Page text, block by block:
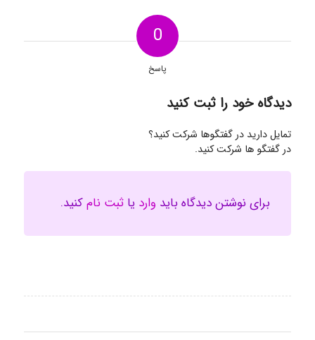
0
پاسخ
دیدگاه خود را ثبت کنید
تمایل دارید در گفتگوها شرکت کنید؟
در گفتگو ها شرکت کنید.
برای نوشتن دیدگاه باید وارد یا ثبت نامکنید.